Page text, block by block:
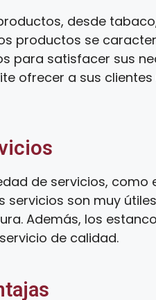
desde
productos se
para satisfacer sus
ofrecer a sus
de servicios, como
son muy
Además, los
de calidad.